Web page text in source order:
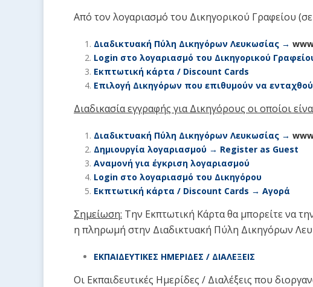
Από τον λογαριασμό του Δικηγορικού Γραφείου
Διαδικτυακή Πύλη Δικηγόρων Λευκωσίας →
Loginστο λογαριασμό του Δικηγορικού
Εκπτωτική κάρτα / Discount Cards
Επιλογή Δικηγόρων που επιθυμούν να
Διαδικασία εγγραφής για Δικηγόρους οι οποίοι
Διαδικτυακή Πύλη Δικηγόρων Λευκωσίας →
Δημιουργία λογαριασμού → Register as Guest
Αναμονή για έγκριση λογαριασμού
Loginστο λογαριασμό του Δικηγόρου
Εκπτωτική κάρτα / Discount Cards → Αγορά
Σημείωση: Την Εκπτωτική Κάρτα θα μπορείτε να
η πληρωμή στην Διαδικτυακή Πύλη Δικηγόρων
ΕΚΠΑΙΔΕΥΤΙΚΕΣ ΗΜΕΡΙΔΕΣ / ΔΙΑΛΕΞΕΙΣ
Οι Εκπαιδευτικές Ημερίδες / Διαλέξεις που